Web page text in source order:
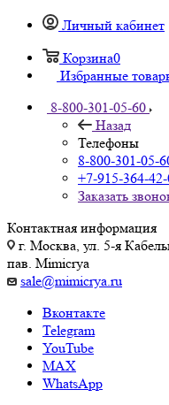
Личный кабинет
Корзина0
Избранные
8-800-301-05-60
Назад
Телефоны
8-800-301-05-
+7-915-364-42-
Заказать
Контактная информация
г. Москва, ул. 5-я
пав. Mimicrya
sale@mimicrya.ru
Вконтакте
Telegram
YouTube
MAX
WhatsApp